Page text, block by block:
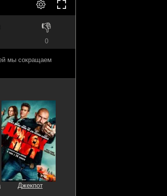
👎
0
мы сокращаем
Джекпот